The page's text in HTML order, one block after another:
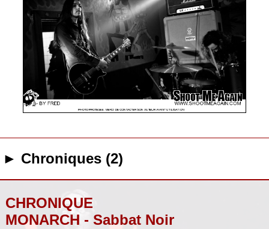
► Chroniques (2)
CHRONIQUE
MONARCH - Sabbat Noir